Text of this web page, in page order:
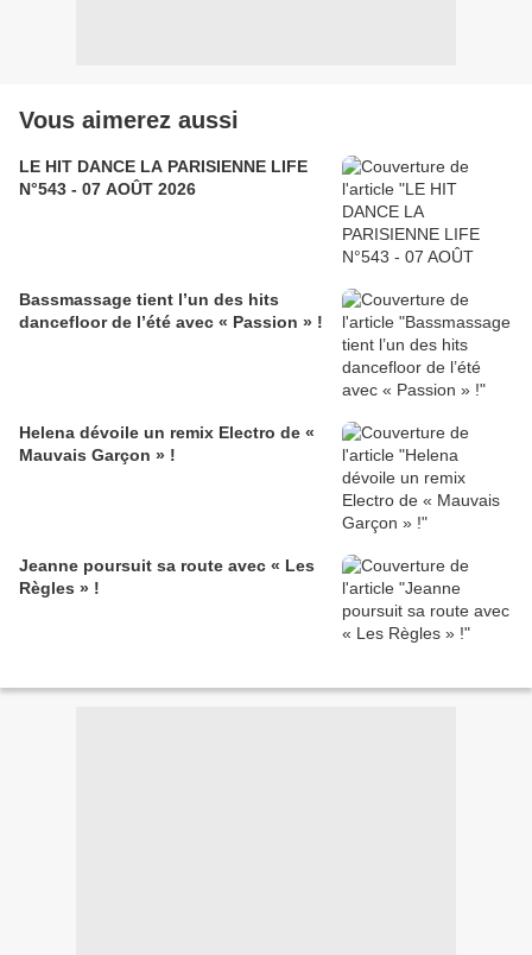
Vous aimerez aussi
LE HIT DANCE LA PARISIENNE LIFE
N°543 - 07 AOÛT 2026
Bassmassage tient l’un des hits
dancefloor de l’été avec « Passion » !
Helena dévoile un remix Electro de «
Mauvais Garçon » !
Jeanne poursuit sa route avec « Les
Règles » !